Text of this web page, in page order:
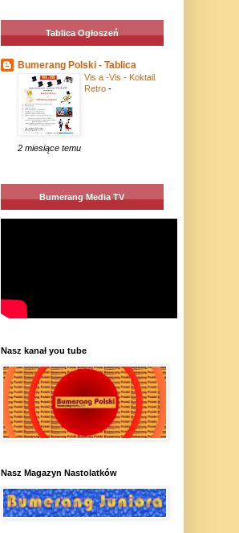
Tablica Ogłoszeń
Bumerang Polski - Tablica
Vis a -Vis - Koktail
Retro -
2 miesiące temu
Bumerang Media TV
Nasz kanał you tube
Nasz Magazyn Nastolatków